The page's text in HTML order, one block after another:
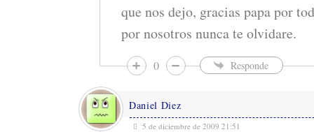
que nos dejo, gracias papa por
por nosotros nunca te olvidare.
0 Responde
Daniel Diez
5 de diciembre de 2009 21:51